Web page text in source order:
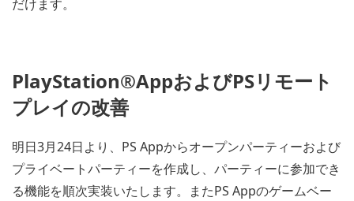
だけます。
PlayStation®AppおよびPSリモート
プレイの改善
明日3月24日より、PS Appからオープンパーティーおよび
プライベートパーティーを作成し、パーティーに参加でき
る機能を順次実装いたします。またPS Appのゲームベー